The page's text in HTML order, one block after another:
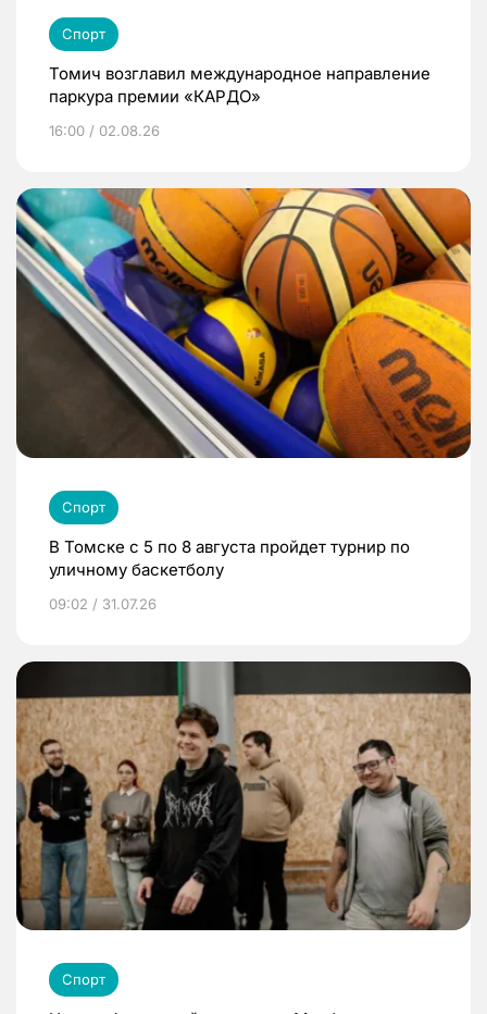
Спорт
Томич возглавил международное направление
паркура премии «КАРДО»
16:00 / 02.08.26
Спорт
В Томске с 5 по 8 августа пройдет турнир по
уличному баскетболу
09:02 / 31.07.26
Спорт